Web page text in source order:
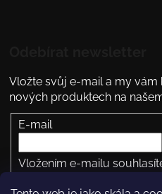
Vložte svůj e-mail a my
nových produktech na
E-mail
Vložením e-mailu